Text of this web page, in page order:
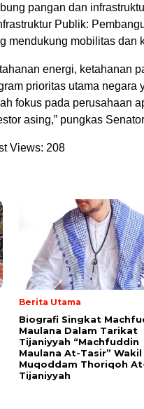
pangan dan
Publik:
mendukung mobilitas dan
energi, ketahanan
prioritas utama negara
fokus pada perusahaan
asing,” pungkas
Views: 208
Berita Utama
Biografi Singkat
Maulana Dalam Tarikat
Tijaniyyah “Machfuddin
Maulana At-Tasir” Wakil
Muqoddam Thoriqoh
Tijaniyyah